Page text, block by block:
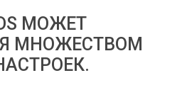
МОЖЕТ
МНОЖЕСТВОМ